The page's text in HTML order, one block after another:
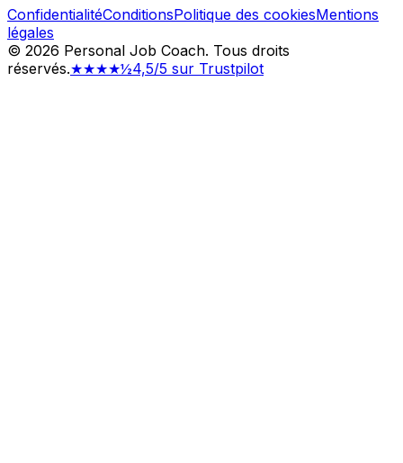
ConfidentialitéConditionsPolitique des cookiesMentions
légales
© 2026 Personal Job Coach. Tous droits
réservés.★★★★½4,5/5 sur Trustpilot